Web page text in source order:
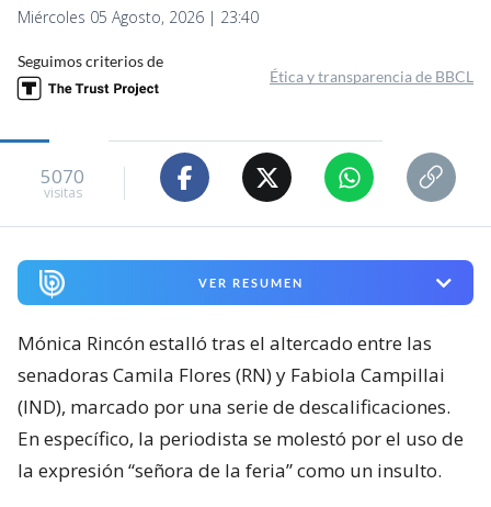
Miércoles 05 Agosto, 2026 | 23:40
Seguimos criterios de
Ética y transparencia de BBCL
5070
visitas
VER RESUMEN
Mónica Rincón estalló tras el altercado entre las
senadoras Camila Flores (RN) y Fabiola Campillai
(IND), marcado por una serie de descalificaciones.
En específico, la periodista se molestó por el uso de
la expresión “señora de la feria” como un insulto.